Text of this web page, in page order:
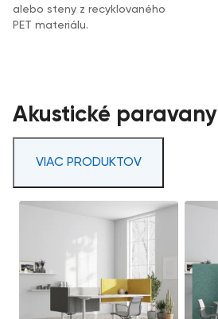
alebo steny z recyklovaného
PET materiálu.
Akustické paravany
VIAC PRODUKTOV